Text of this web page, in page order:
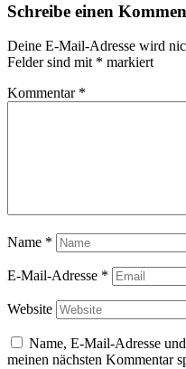
Schreibe einen
Deine E-Mail-Adresse wird
Felder sind mit * markiert
Kommentar *
Name *
E-Mail-Adresse *
Website
Name, E-Mail-Adresse
meinen nächsten Kommentar